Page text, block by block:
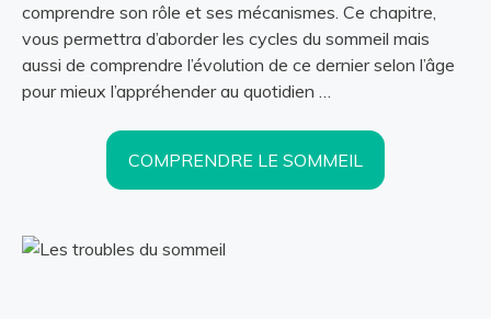
comprendre son rôle et ses mécanismes. Ce chapitre,
vous permettra d’aborder les cycles du sommeil mais
aussi de comprendre l’évolution de ce dernier selon l’âge
pour mieux l’appréhender au quotidien …
COMPRENDRE LE SOMMEIL